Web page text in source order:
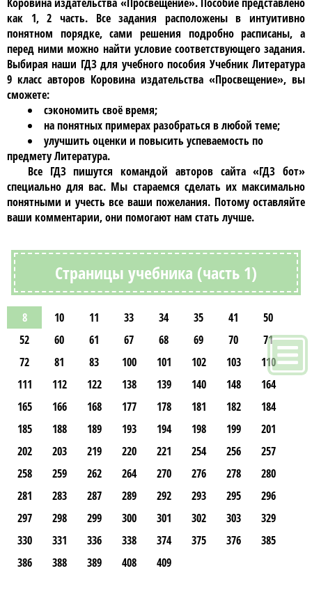
как 1, 2 часть. Все задания расположены в интуитивно
понятном порядке, сами решения подробно расписаны, а
перед ними можно найти условие соответствующего задания.
Выбирая наши ГДЗ для учебного пособия Учебник Литература
9 класc авторов Коровина издательства «Просвещение», вы
сможете:
сэкономить своё время;
на понятных примерах разобраться в любой теме;
улучшить оценки и повысить успеваемость по
предмету Литература.
Все ГДЗ пишутся командой авторов сайта «ГДЗ бот»
специально для вас. Мы стараемся сделать их максимально
понятными и учесть все ваши пожелания. Потому оставляйте
ваши комментарии, они помогают нам стать лучше.
Страницы учебника (часть 1)
8 10 11 33 34 35 41
50
52
60 61 67 68 69 70
71
72
81 83 100 101 102 103
110
111
112 122 138 139 140 148
164
165
166 168 177 178 181 182
184
185
188 189 193 194 198 199
201
202
203 219 220 221 254 256
257
258
259 262 264 270 276 278
280
281
283 287 289 292 293 295
296
297
298 299 300 301 302 303
329
330
331 336 338 374 375 376
385
386
388 389 408 409